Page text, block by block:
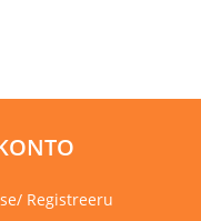
Registreeru